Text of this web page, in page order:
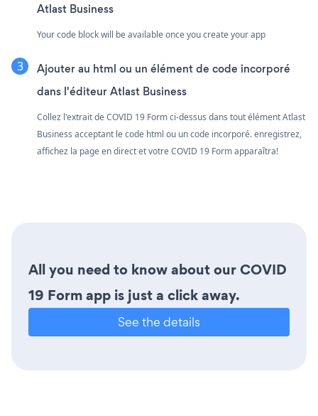
Atlast Business
Your code block will be available once you create your app
Ajouter au html ou un élément de code incorporé
dans l'éditeur Atlast Business
Collez l'extrait de COVID 19 Form ci-dessus dans tout élément Atlast
Business acceptant le code html ou un code incorporé. enregistrez,
affichez la page en direct et votre COVID 19 Form apparaîtra!
All you need to know about our COVID
19 Form app is just a click away.
See the details